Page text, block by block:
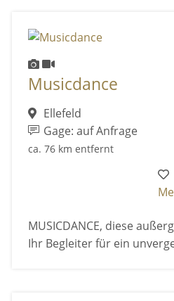
Musicdance
Ellefeld
Gage: auf Anfrage
ca. 76 km entfernt
MUSICDANCE, diese
Ihr Begleiter für ein